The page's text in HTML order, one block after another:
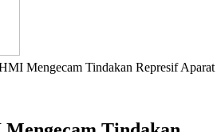
Mengecam Tindakan Represif Aparat